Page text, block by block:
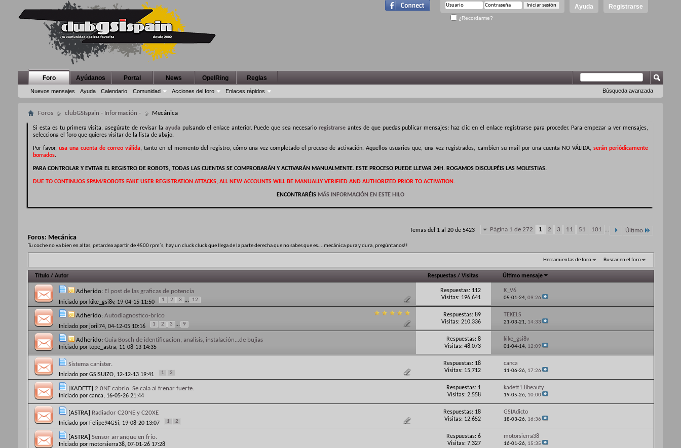
Registrarse
Ayuda
¿Recordarme?
Foro
Nuevos mensajes Ayuda Calendario Comunidad Acciones del foro Enlaces rápidos
Ayúdanos Portal News OpelRing Reglas
Búsqueda avanzada
Foros clubGSIspain - Información - Mecánica
Si esta es tu primera visita, asegúrate de revisar la ayudapulsando el enlace anterior. Puede que sea necesarioregistrarse antes de que puedas publicar mensajes: haz clic en el enlace registrarse para proceder. Para empezar a ver mensajes,
selecciona el foro que quieres visitar de la lista de abajo.
Por favor,usa una cuenta de correo válida, tanto en el momento del registro, cómo una vez completado el proceso de activación. Aquellos usuarios que, una vez registrados, cambien su mail por una cuenta NO VÁLIDA, serán periódicamente
borrados.
PARA CONTROLAR Y EVITAR EL REGISTRO DE ROBOTS, TODAS LAS CUENTAS SE COMPROBARÁN Y ACTIVARÁN MANUALMENTE. ESTE PROCESO PUEDE LLEVAR 24H. ROGAMOS DISCULPÉIS LAS MOLESTIAS.
DUE TO CONTINUOS SPAM/ROBOTS FAKE USER REGISTRATION ATTACKS, ALL NEW ACCOUNTS WILL BE MANUALLY VERIFIED AND AUTHORIZED PRIOR TO ACTIVATION.
ENCONTRARÉIS MÁS INFORMACIÓN EN ESTE HILO
Página 1 de 272 1 2 3 11 51 101 ... Último
Temas del 1 al 20 de 5423
Foros: Mecánica
Tu coche no va bien en altas, petardea apartir de 4500 rpm´s, hay un cluck cluck que llega de la parte derecha que no sabes que es....mecánica pura y dura, pregúntanos!!
Herramientas de foro Buscar en el foro
Título / Autor Respuestas /Visitas Último mensaje
Adherido: El post de las graficas de potencia
Iniciado por kike_gsi8v, 19-04-15 11:50 1 2 3 ... 12
Respuestas: 112
Visitas: 196,641
K_V6
05-01-24, 09:26
Adherido: Autodiagnostico-brico
Iniciado por joril74, 04-12-05 10:16 1 2 3 ... 9
Respuestas: 89
Visitas: 210,336
TEKELS
21-03-21, 14:33
Adherido: Guia Bosch de identificacion, analisis, instalación...de bujias
Iniciado por tope_astra, 11-08-13 14:35
Respuestas: 8
Visitas: 48,073
kike_gsi8v
01-04-14, 12:09
Sistema canister.
Iniciado por GSISUIZO, 12-12-13 19:41 1 2
Respuestas: 18
Visitas: 15,712
canca
11-06-26, 17:26
[KADETT] 2.0NE cabrio. Se cala al frenar fuerte.
Iniciado por canca, 16-05-26 21:44
Respuestas: 1
Visitas: 2,558
kadett1.8beauty
19-05-26, 10:00
[ASTRA] Radiador C20NE y C20XE
Iniciado por Felipe94GSi, 19-08-20 13:07 1 2
Respuestas: 18
Visitas: 12,652
GSIAdicto
18-03-26, 16:36
[ASTRA] Sensor arranque en frío.
Iniciado por motorsierra38, 07-01-26 17:28
Respuestas: 6
Visitas: 7,327
motorsierra38
16-01-26, 15:35